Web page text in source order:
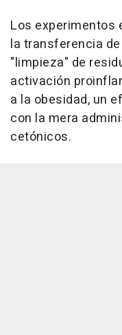
Los experimentos
la transferencia
"limpieza" de
activación
a la obesidad, un
con la mera
cetónicos.